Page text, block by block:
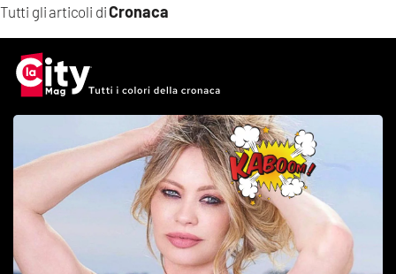
Tutti gli articoli diCronaca